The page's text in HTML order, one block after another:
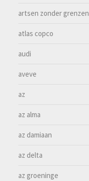
artsen zonder grenzen
atlas copco
audi
aveve
az
az alma
az damiaan
az delta
az groeninge